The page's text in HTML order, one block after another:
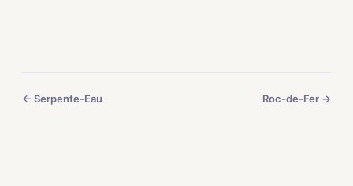
← Serpente-Eau Roc-de-Fer →